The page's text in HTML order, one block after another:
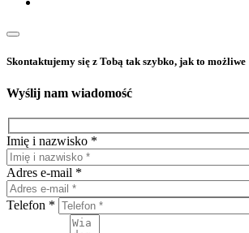
Skontaktujemy się z Tobą tak szybko, jak to możliwe
Wyślij nam wiadomość
Imię i nazwisko *
Adres e-mail *
Telefon *